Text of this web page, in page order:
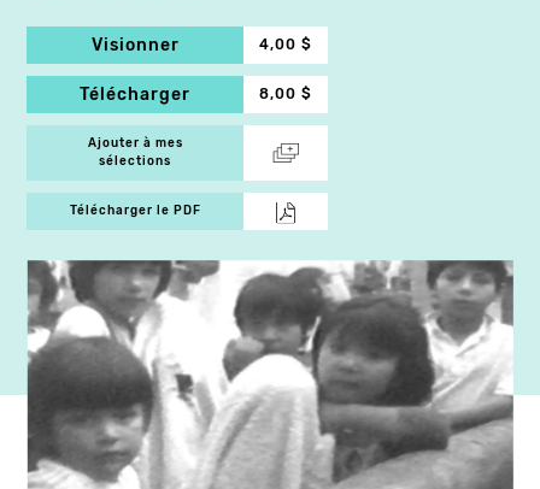
Visionner 4,00 $
Télécharger 8,00 $
Ajouter à mes
sélections
Télécharger le PDF